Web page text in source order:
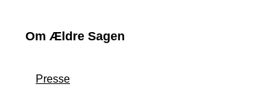
Om Ældre Sagen
Presse